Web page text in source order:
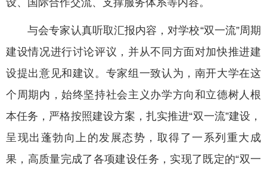
与会专家认真听取汇报内容，对学校“双一流”周期
建设情况进行讨论评议，并从不同方面对加快推进建
设提出意见和建议。专家组一致认为，南开大学在这
个周期内，始终坚持社会主义办学方向和立德树人根
本任务，严格按照建设方案，扎实推进“双一流”建设，
呈现出蓬勃向上的发展态势，取得了一系列重大成
果，高质量完成了各项建设任务，实现了既定的“双一